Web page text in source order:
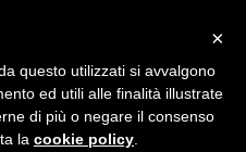
×
questo utilizzati si avvalgono
ed utili alle finalità illustrate
di più o negare il consenso
la cookie policy.